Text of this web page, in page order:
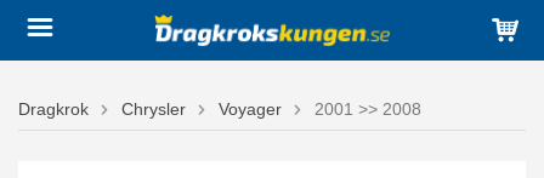
Dragkrok Chrysler Voyager 2001 >> 2008